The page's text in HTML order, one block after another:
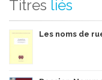
Titres liés
Les noms de